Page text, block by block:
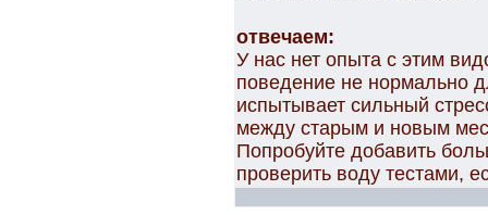
отвечаем:
У нас нет опыта с этим
поведение не нормально
испытывает сильный
между старым и новым
Попробуйте добавить
проверить воду тестами,